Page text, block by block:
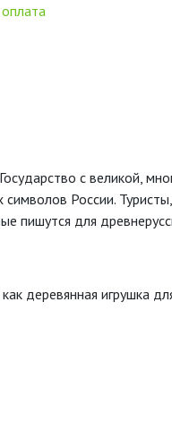
с великой,
символов России.
пишутся для
деревянная игрушка